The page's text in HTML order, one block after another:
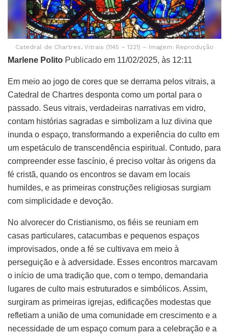
Catedral de Chartres, Vitrais (1145 – 1221) – Imagem: Reprodução
Marlene Polito Publicado em 11/02/2025, às 12:11
Em meio ao jogo de cores que se derrama pelos vitrais, a
Catedral de Chartres desponta como um portal para o
passado. Seus vitrais, verdadeiras narrativas em vidro,
contam histórias sagradas e simbolizam a luz divina que
inunda o espaço, transformando a experiência do culto em
um espetáculo de transcendência espiritual. Contudo, para
compreender esse fascínio, é preciso voltar às origens da
fé cristã, quando os encontros se davam em locais
humildes, e as primeiras construções religiosas surgiam
com simplicidade e devoção.
No alvorecer do Cristianismo, os fiéis se reuniam em
casas particulares, catacumbas e pequenos espaços
improvisados, onde a fé se cultivava em meio à
perseguição e à adversidade. Esses encontros marcavam
o início de uma tradição que, com o tempo, demandaria
lugares de culto mais estruturados e simbólicos. Assim,
surgiram as primeiras igrejas, edificações modestas que
refletiam a união de uma comunidade em crescimento e a
necessidade de um espaço comum para a celebração e a